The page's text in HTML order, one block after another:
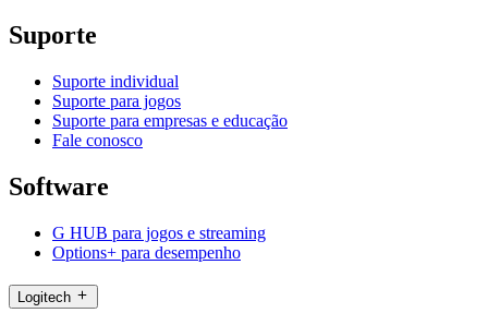
Suporte
Suporte individual
Suporte para jogos
Suporte para empresas e educação
Fale conosco
Software
G HUB para jogos e streaming
Options+ para desempenho
Logitech